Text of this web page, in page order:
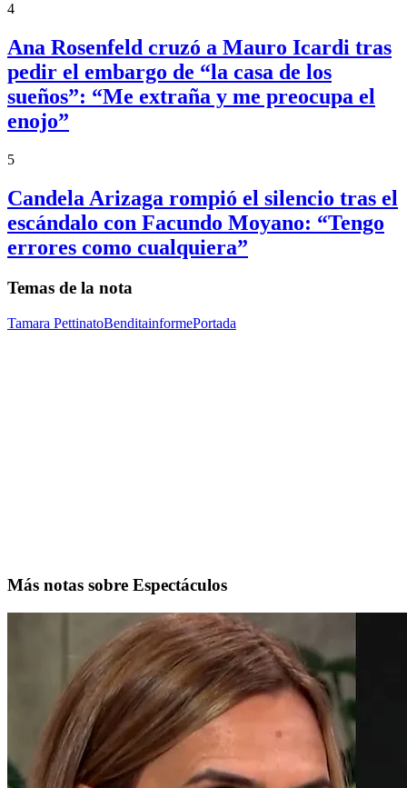
4
Ana Rosenfeld cruzó a Mauro Icardi tras
pedir el embargo de “la casa de los
sueños”: “Me extraña y me preocupa el
enojo”
5
Candela Arizaga rompió el silencio tras el
escándalo con Facundo Moyano: “Tengo
errores como cualquiera”
Temas de la nota
Tamara PettinatoBenditainformePortada
Más notas sobre Espectáculos